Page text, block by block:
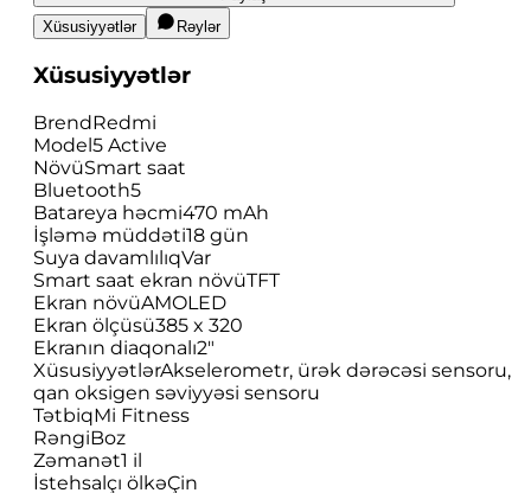
Xüsusiyyətlər
Rəylər
Xüsusiyyətlər
BrendRedmi
Model5 Active
NövüSmart saat
Bluetooth5
Batareya həcmi470 mAh
İşləmə müddəti18 gün
Suya davamlılıqVar
Smart saat ekran növüTFT
Ekran növüAMOLED
Ekran ölçüsü385 x 320
Ekranın diaqonalı2"
XüsusiyyətlərAkselerometr, ürək dərəcəsi sensoru,
qan oksigen səviyyəsi sensoru
TətbiqMi Fitness
RəngiBoz
Zəmanət1 il
İstehsalçı ölkəÇin